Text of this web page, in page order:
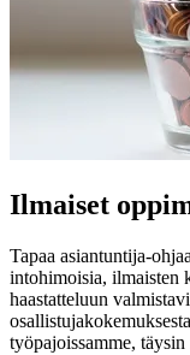
Ilmaiset
Tapaa
intohimoisia, ilmaisten
haastatteluun
työpajoissamme,